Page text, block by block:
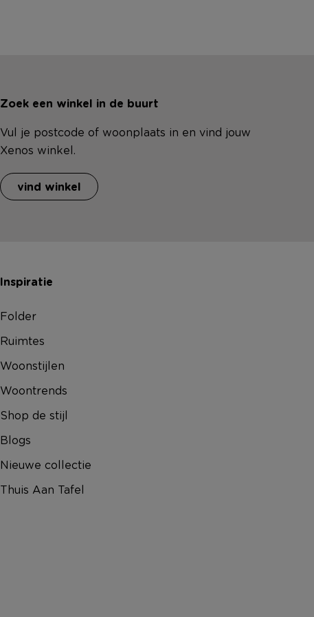
Zoek een winkel in de buurt
Vul je postcode of woonplaats in en vind jouw
Xenos winkel.
vind winkel
Inspiratie
Folder
Ruimtes
Woonstijlen
Woontrends
Shop de stijl
Blogs
Nieuwe collectie
Thuis Aan Tafel